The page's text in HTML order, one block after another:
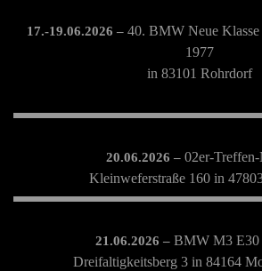
17.-19.06.2026 – 40. BMW Neue
1977
in 83101 Rohrdorf
20.06.2026 – 02er-
Kleinweferstraße 160 in
21.06.2026 – BMW M3 E30
Dreifaltigkeitsberg 3 in 84164